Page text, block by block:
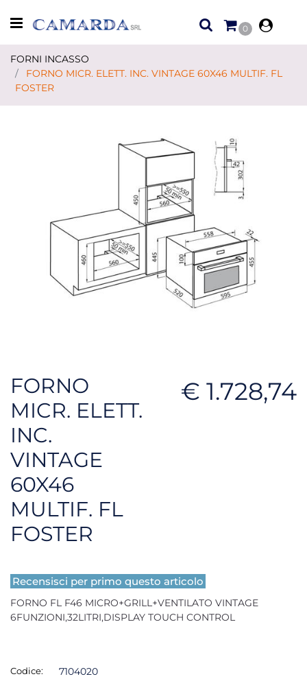
Open menu
0
FORNI INCASSO
FORNO MICR. ELETT. INC. VINTAGE 60X46 MULTIF. FL
FOSTER
FORNO
MICR. ELETT.
INC.
VINTAGE
60X46
MULTIF. FL
FOSTER
€ 1.728,74
Recensisci per primo questo articolo
FORNO FL F46 MICRO+GRILL+VENTILATO VINTAGE
6FUNZIONI,32LITRI,DISPLAY TOUCH CONTROL
Codice: 7104020